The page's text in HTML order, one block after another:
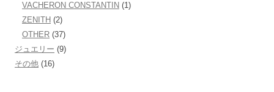
VACHERON CONSTANTIN (1)
ZENITH (2)
OTHER (37)
ジュエリー (9)
その他 (16)